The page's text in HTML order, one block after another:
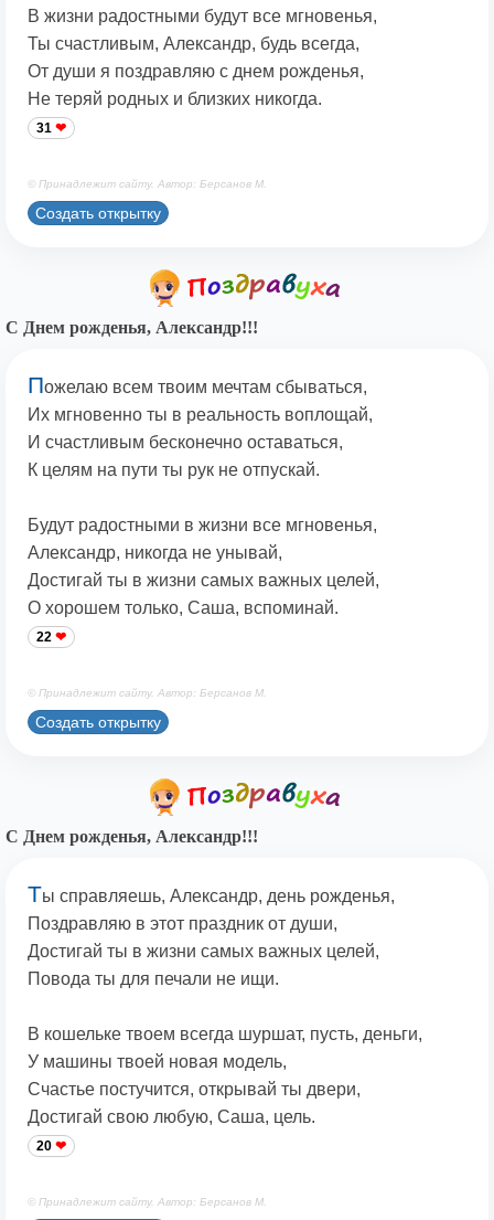
В жизни радостными будут все мгновенья,
Ты счастливым, Александр, будь всегда,
От души я поздравляю с днем рожденья,
Не теряй родных и близких никогда.
31
© Принадлежит сайту. Автор: Берсанов М.
Создать открытку
С Днем рожденья, Александр!!!
Пожелаю всем твоим мечтам сбываться,
Их мгновенно ты в реальность воплощай,
И счастливым бесконечно оставаться,
К целям на пути ты рук не отпускай.
Будут радостными в жизни все мгновенья,
Александр, никогда не унывай,
Достигай ты в жизни самых важных целей,
О хорошем только, Саша, вспоминай.
22
© Принадлежит сайту. Автор: Берсанов М.
Создать открытку
С Днем рожденья, Александр!!!
Ты справляешь, Александр, день рожденья,
Поздравляю в этот праздник от души,
Достигай ты в жизни самых важных целей,
Повода ты для печали не ищи.
В кошельке твоем всегда шуршат, пусть, деньги,
У машины твоей новая модель,
Счастье постучится, открывай ты двери,
Достигай свою любую, Саша, цель.
20
© Принадлежит сайту. Автор: Берсанов М.